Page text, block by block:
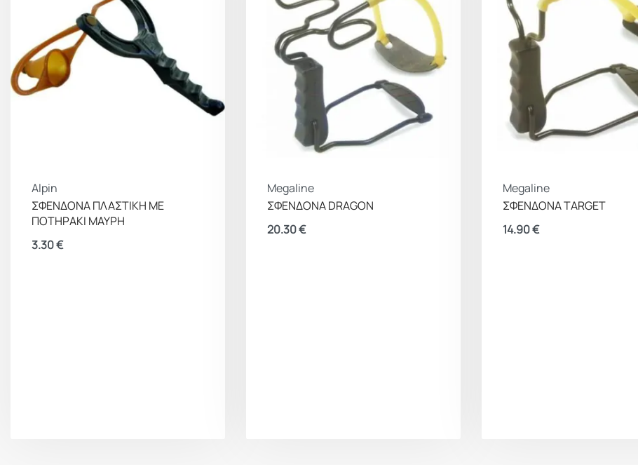
Alpin
ΣΦΕΝΔΟΝΑ ΠΛΑΣΤΙΚΗ ΜΕ
ΠΟΤΗΡΑΚΙ ΜΑΥΡΗ
3.30€
Megaline
ΣΦΕΝΔΟΝΑ DRAGON
20.30€
Megaline
ΣΦΕΝΔΟΝΑ TARGET
14.90€